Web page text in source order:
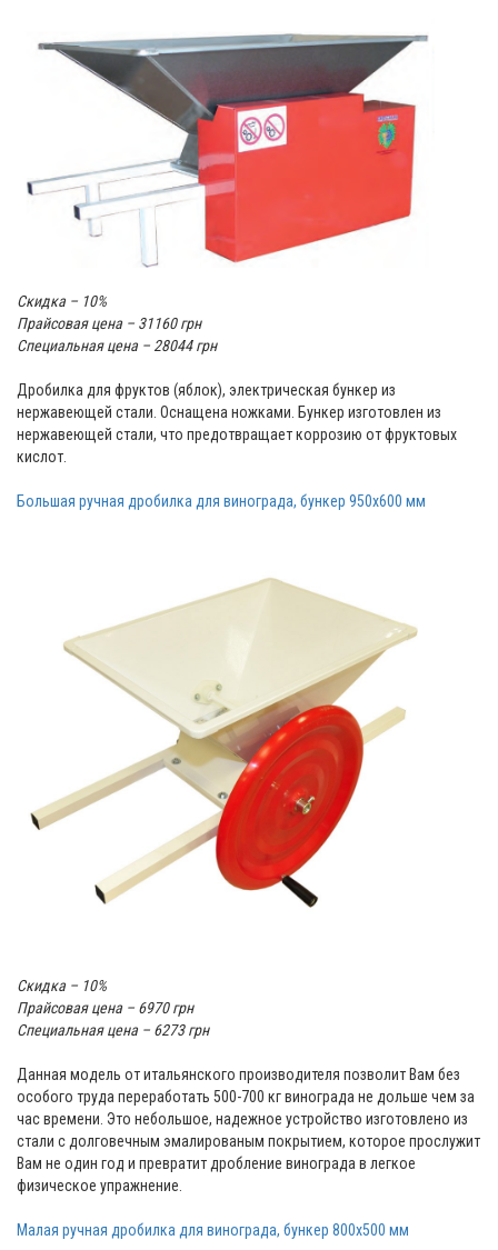
Скидка – 10%
Прайсовая цена – 31160 грн
Специальная цена – 28044 грн
Дробилка для фруктов (яблок), электрическая бункер из
нержавеющей стали. Оснащена ножками. Бункер изготовлен из
нержавеющей стали, что предотвращает коррозию от фруктовых
кислот.
Большая ручная дробилка для винограда, бункер 950х600 мм
Скидка – 10%
Прайсовая цена – 6970 грн
Специальная цена – 6273 грн
Данная модель от итальянского производителя позволит Вам без
особого труда переработать 500-700 кг винограда не дольше чем за
час времени. Это небольшое, надежное устройство изготовлено из
стали с долговечным эмалированым покрытием, которое прослужит
Вам не один год и превратит дробление винограда в легкое
физическое упражнение.
Малая ручная дробилка для винограда, бункер 800х500 мм